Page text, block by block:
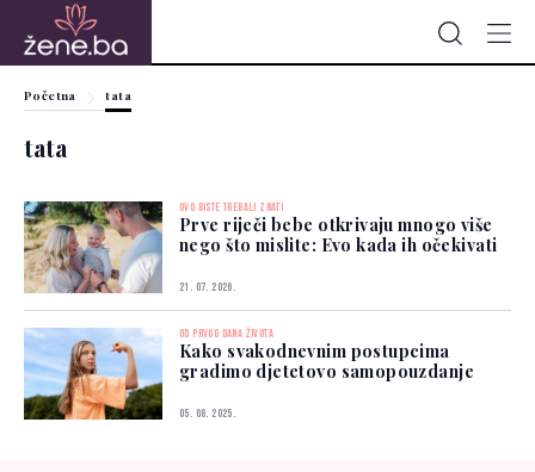
Početna tata
tata
OVO BISTE TREBALI ZNATI
Prve riječi bebe otkrivaju mnogo više
nego što mislite: Evo kada ih očekivati
21. 07. 2026.
OD PRVOG DANA ŽIVOTA
Kako svakodnevnim postupcima
gradimo djetetovo samopouzdanje
05. 08. 2025.